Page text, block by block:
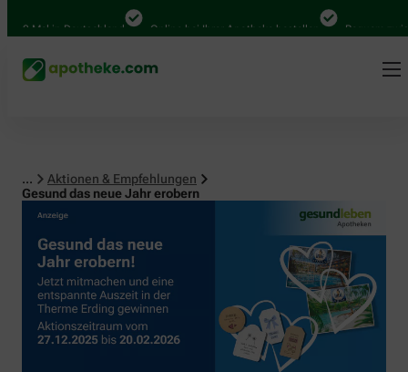
in Deutschland Online bei Ihrer Apotheke bestellen Bequem
...
Aktionen & Empfehlungen
Gesund das neue Jahr erobern